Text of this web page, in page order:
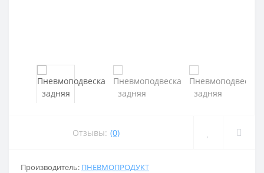
Отзывы: (0)
Производитель: ПНЕВМОПРОДУКТ